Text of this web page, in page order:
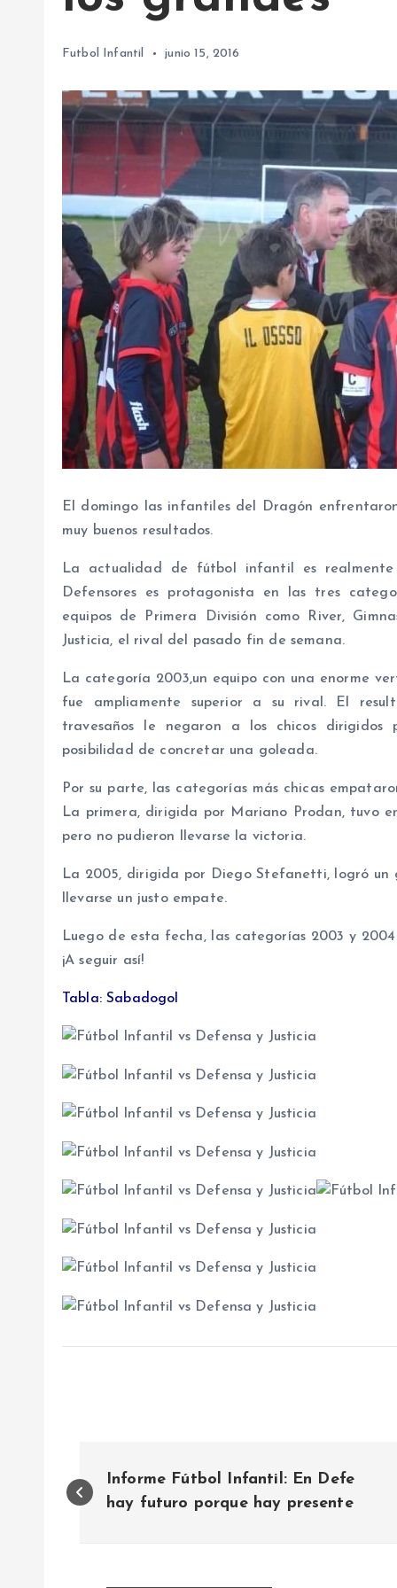
Futbol Infantil junio 15, 2016
El domingo las infantiles del Dragón
muy buenos resultados.
La actualidad de fútbol infantil es realmente
Defensores es protagonista en las tres
equipos de Primera División como River,
Justicia, el rival del pasado fin de semana.
La categoría 2003,un equipo con una enorme
fue ampliamente superior a su rival. El
travesaños le negaron a los chicos dirigidos
posibilidad de concretar una goleada.
Por su parte, las categorías más chicas
La primera, dirigida por Mariano Prodan, tuvo
pero no pudieron llevarse la victoria.
La 2005, dirigida por Diego Stefanetti, logró un
llevarse un justo empate.
Luego de esta fecha, las categorías 2003 y
¡A seguir así!
Tabla: Sabadogol
a
Informe Fútbol Infantil: En Defe
hay futuro porque hay presente